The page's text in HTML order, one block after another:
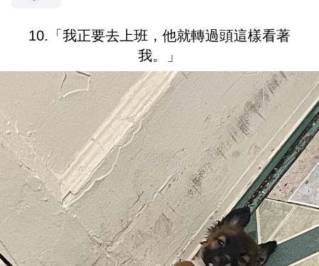
10.「我正要去上班，他就轉過頭這樣看著
我。」